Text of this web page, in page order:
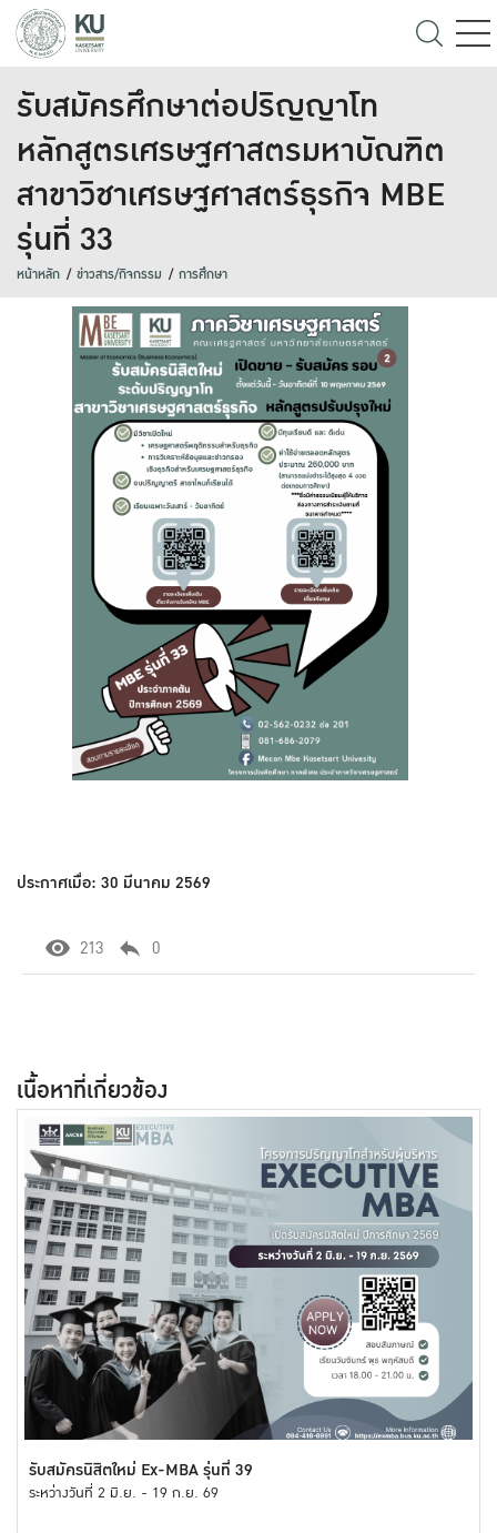
รับสมัครศึกษาต่อปริญญาโท
หลักสูตรเศรษฐศาสตรมหาบัณฑิต
สาขาวิชาเศรษฐศาสตร์ธุรกิจ MBE
รุ่นที่ 33
หน้าหลัก ข่าวสาร/กิจกรรม การศึกษา
ประกาศเมื่อ: 30 มีนาคม 2569
213 0
เนื้อหาที่เกี่ยวข้อง
รับสมัครนิสิตใหม่ Ex-MBA รุ่นที่ 39
ระหว่างวันที่ 2 มิ.ย. - 19 ก.ย. 69